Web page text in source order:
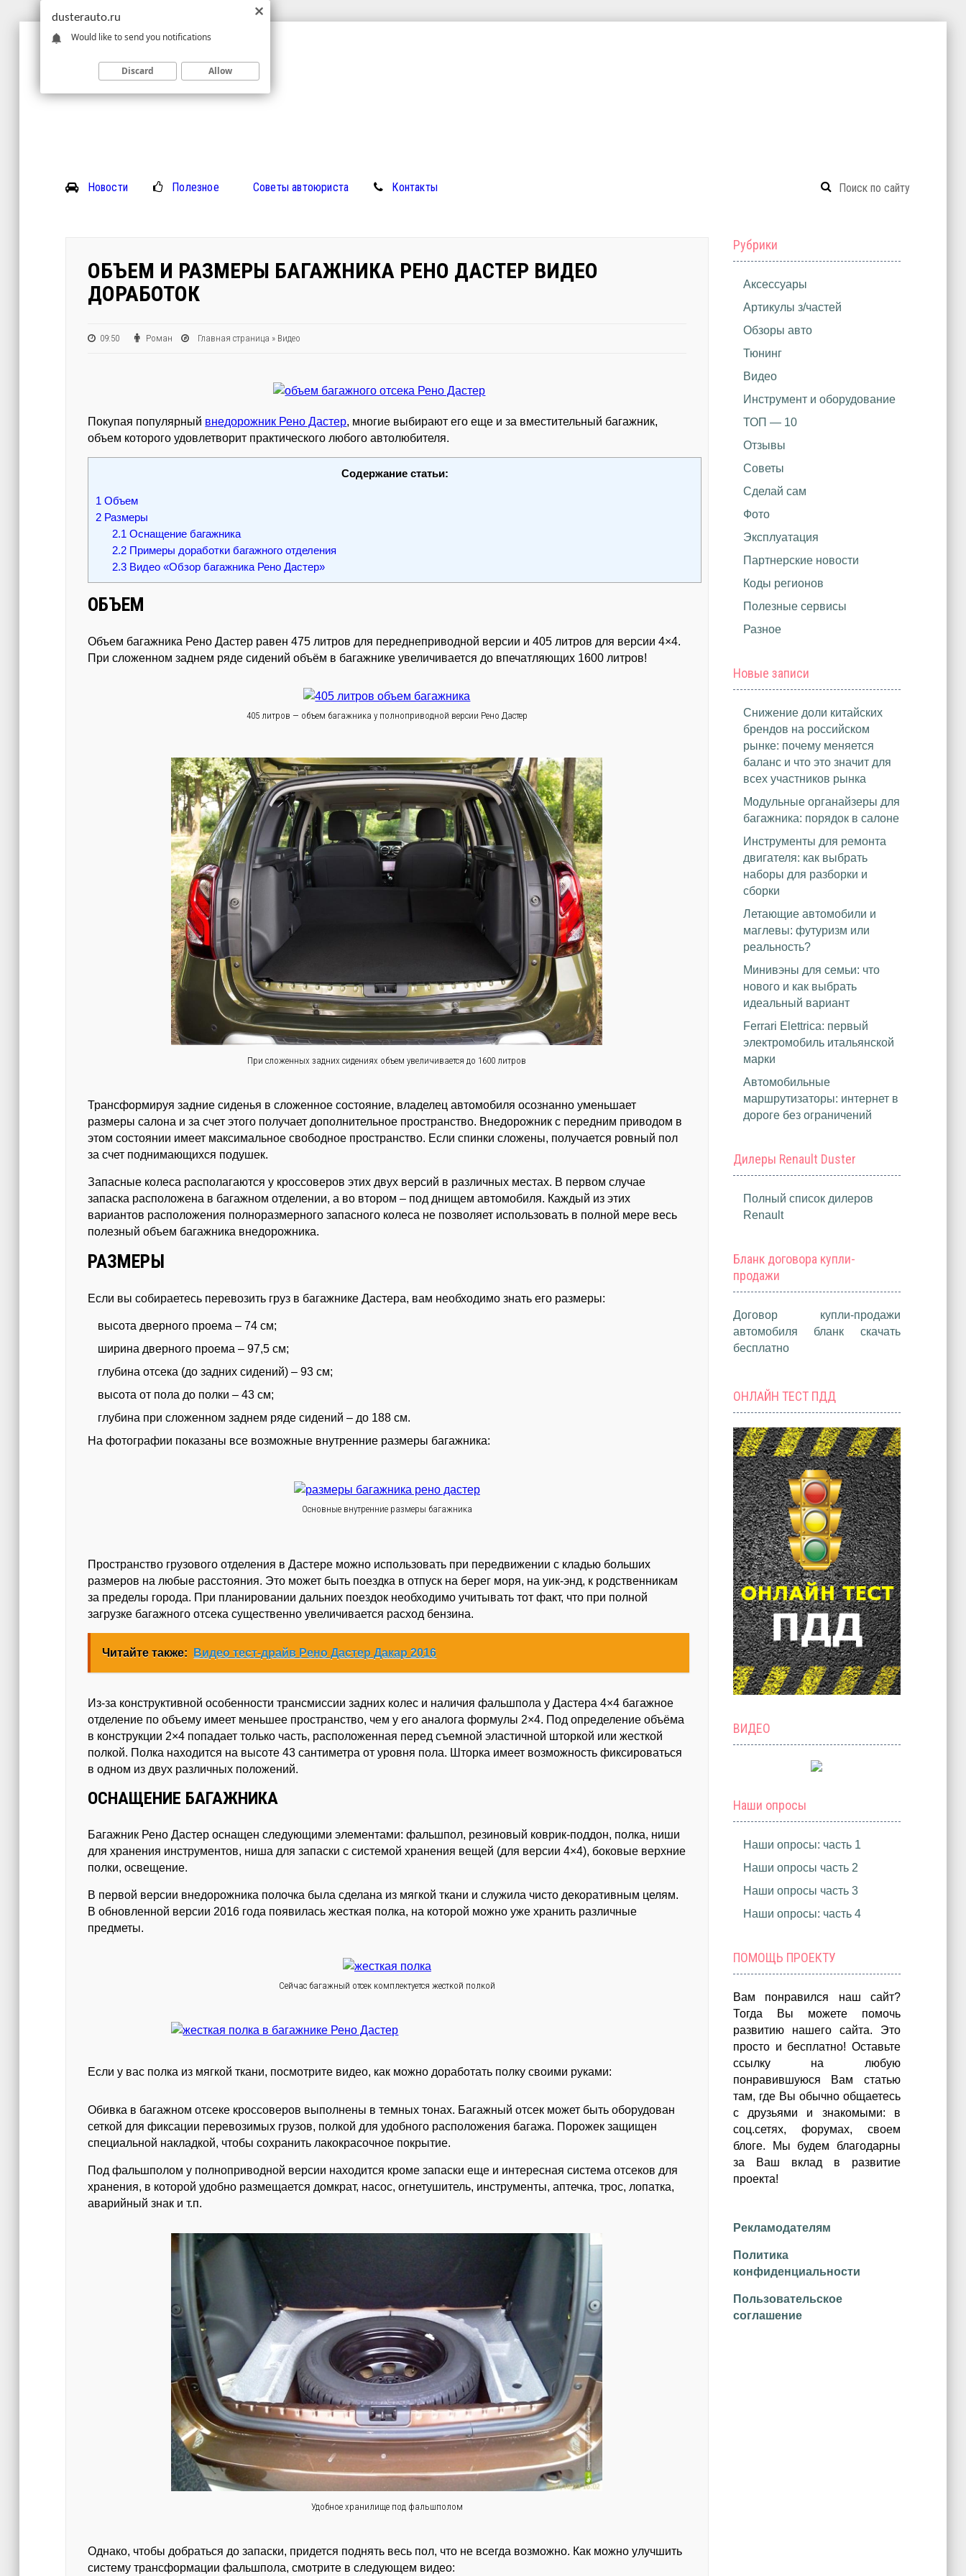
Новости Полезное Советы автоюриста Контакты
ОБЪЕМ И РАЗМЕРЫ БАГАЖНИКА РЕНО ДАСТЕР ВИДЕО
ДОРАБОТОК
09:50 Роман Главная страница » Видео
Покупая популярный внедорожник Рено Дастер, многие выбирают его еще и за вместительный багажник,
объем которого удовлетворит практического любого автолюбителя.
Содержание статьи:
1 Объем
2 Размеры
2.1 Оснащение багажника
2.2 Примеры доработки багажного отделения
2.3 Видео «Обзор багажника Рено Дастер»
ОБЪЕМ
Объем багажника Рено Дастер равен 475 литров для переднеприводной версии и 405 литров для версии 4×4.
При сложенном заднем ряде сидений объём в багажнике увеличивается до впечатляющих 1600 литров!
405 литров — объем багажника у полноприводной версии Рено Дастер
При сложенных задних сидениях объем увеличивается до 1600 литров
Трансформируя задние сиденья в сложенное состояние, владелец автомобиля осознанно уменьшает
размеры салона и за счет этого получает дополнительное пространство. Внедорожник с передним приводом в
этом состоянии имеет максимальное свободное пространство. Если спинки сложены, получается ровный пол
за счет поднимающихся подушек.
Запасные колеса располагаются у кроссоверов этих двух версий в различных местах. В первом случае
запаска расположена в багажном отделении, а во втором – под днищем автомобиля. Каждый из этих
вариантов расположения полноразмерного запасного колеса не позволяет использовать в полной мере весь
полезный объем багажника внедорожника.
РАЗМЕРЫ
Если вы собираетесь перевозить груз в багажнике Дастера, вам необходимо знать его размеры:
высота дверного проема – 74 см;
ширина дверного проема – 97,5 см;
глубина отсека (до задних сидений) – 93 см;
высота от пола до полки – 43 см;
глубина при сложенном заднем ряде сидений – до 188 см.
На фотографии показаны все возможные внутренние размеры багажника:
Основные внутренние размеры багажника
Пространство грузового отделения в Дастере можно использовать при передвижении с кладью больших
размеров на любые расстояния. Это может быть поездка в отпуск на берег моря, на уик-энд, к родственникам
за пределы города. При планировании дальних поездок необходимо учитывать тот факт, что при полной
загрузке багажного отсека существенно увеличивается расход бензина.
Читайте также: Видео тест-драйв Рено Дастер Дакар 2016
Из-за конструктивной особенности трансмиссии задних колес и наличия фальшпола у Дастера 4×4 багажное
отделение по объему имеет меньшее пространство, чем у его аналога формулы 2×4. Под определение объёма
в конструкции 2×4 попадает только часть, расположенная перед съемной эластичной шторкой или жесткой
полкой. Полка находится на высоте 43 сантиметра от уровня пола. Шторка имеет возможность фиксироваться
в одном из двух различных положений.
ОСНАЩЕНИЕ БАГАЖНИКА
Багажник Рено Дастер оснащен следующими элементами: фальшпол, резиновый коврик-поддон, полка, ниши
для хранения инструментов, ниша для запаски с системой хранения вещей (для версии 4×4), боковые верхние
полки, освещение.
В первой версии внедорожника полочка была сделана из мягкой ткани и служила чисто декоративным целям.
В обновленной версии 2016 года появилась жесткая полка, на которой можно уже хранить различные
предметы.
Сейчас багажный отсек комплектуется жесткой полкой
Если у вас полка из мягкой ткани, посмотрите видео, как можно доработать полку своими руками:
Обивка в багажном отсеке кроссоверов выполнены в темных тонах. Багажный отсек может быть оборудован
сеткой для фиксации перевозимых грузов, полкой для удобного расположения багажа. Порожек защищен
специальной накладкой, чтобы сохранить лакокрасочное покрытие.
Под фальшполом у полноприводной версии находится кроме запаски еще и интересная система отсеков для
хранения, в которой удобно размещается домкрат, насос, огнетушитель, инструменты, аптечка, трос, лопатка,
аварийный знак и т.п.
Удобное хранилище под фальшполом
Однако, чтобы добраться до запаски, придется поднять весь пол, что не всегда возможно. Как можно улучшить
систему трансформации фальшпола, смотрите в следующем видео:
Рубрики
Аксессуары
Артикулы з/частей
Обзоры авто
Тюнинг
Видео
Инструмент и оборудование
ТОП — 10
Отзывы
Советы
Сделай сам
Фото
Эксплуатация
Партнерские новости
Коды регионов
Полезные сервисы
Разное
Новые записи
Снижение доли китайских
брендов на российском
рынке: почему меняется
баланс и что это значит для
всех участников рынка
Модульные органайзеры для
багажника: порядок в салоне
Инструменты для ремонта
двигателя: как выбрать
наборы для разборки и
сборки
Летающие автомобили и
маглевы: футуризм или
реальность?
Минивэны для семьи: что
нового и как выбрать
идеальный вариант
Ferrari Elettrica: первый
электромобиль итальянской
марки
Автомобильные
маршрутизаторы: интернет в
дороге без ограничений
Дилеры Renault Duster
Полный список дилеров
Renault
Бланк договора купли-
продажи
Договор купли-продажи
автомобиля бланк скачать
бесплатно
ОНЛАЙН ТЕСТ ПДД
ВИДЕО
Наши опросы
Наши опросы: часть 1
Наши опросы часть 2
Наши опросы часть 3
Наши опросы: часть 4
ПОМОЩЬ ПРОЕКТУ
Вам понравился наш сайт?
Тогда Вы можете помочь
развитию нашего сайта. Это
просто и бесплатно! Оставьте
ссылку на любую
понравившуюся Вам статью
там, где Вы обычно общаетесь
с друзьями и знакомыми: в
соц.сетях, форумах, своем
блоге. Мы будем благодарны
за Ваш вклад в развитие
проекта!
Рекламодателям
Политика
конфиденциальности
Пользовательское
соглашение
dusterauto.ru
Would like to send you notifications
Discard Allow